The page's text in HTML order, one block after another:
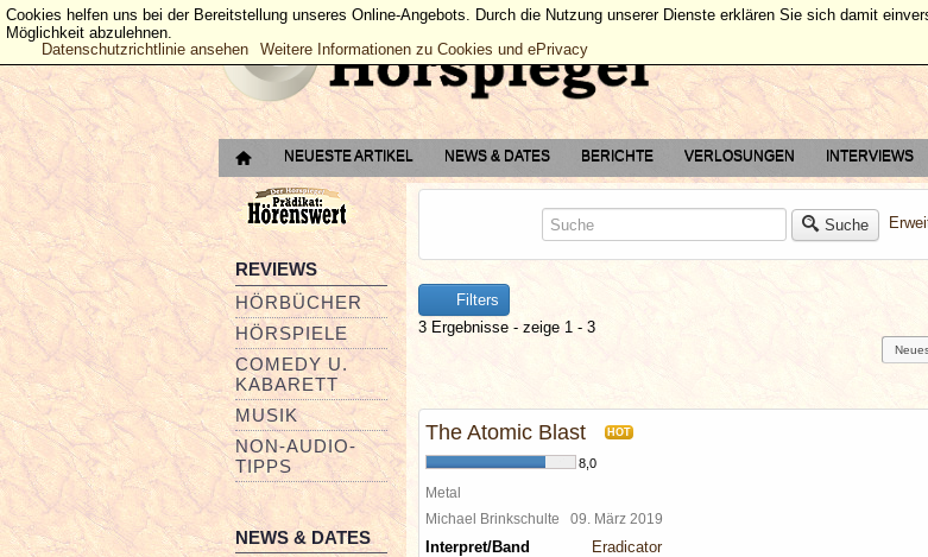
NEUESTE ARTIKEL NEWS & DATES BERICHTE VERLOSUNGEN INTERVIEWS
REVIEWS
HÖRBÜCHER
HÖRSPIELE
COMEDY U.
KABARETT
MUSIK
NON-AUDIO-
TIPPS
NEWS & DATES
Suche
Filters
3 Ergebnisse - zeige 1 - 3
The Atomic Blast HOT
8,0
Metal
Michael Brinkschulte 09. März 2019
Interpret/Band
Eradicator
Cookies helfen uns bei der Bereitstellung unseres Online-Angebots. Durch die Nutzung unserer Dienste erklären Sie sich damit
Möglichkeit abzulehnen.
Datenschutzrichtlinie ansehen
Weitere Informationen zu Cookies und ePrivacy